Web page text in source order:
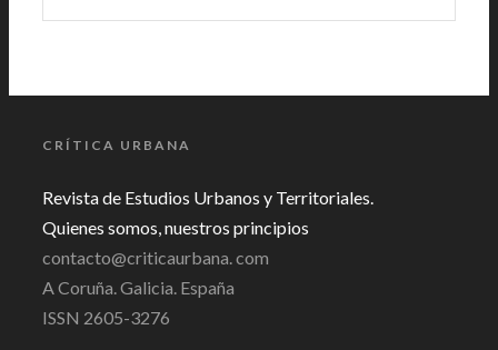
CRÍTICA URBANA
Revista de Estudios Urbanos y Territoriales.
Quienes somos, nuestros principios
contacto@criticaurbana. com
A Coruña. Galicia. España
ISSN 2605-3276